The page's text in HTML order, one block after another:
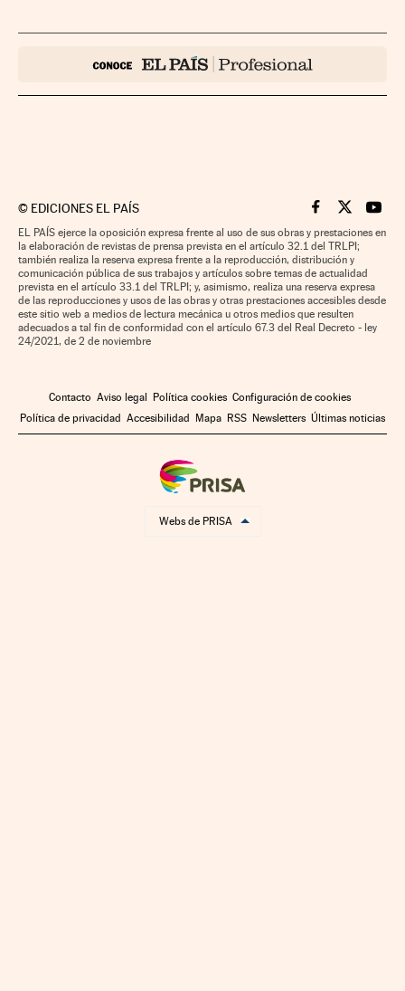
© EDICIONES EL PAÍS Cinco Días en
Cinco Días
Cinco
EL PAÍS ejerce la oposición expresa frente al uso de sus obras y prestaciones en
la elaboración de revistas de prensa prevista en el artículo 32.1 del TRLPI;
también realiza la reserva expresa frente a la reproducción, distribución y
comunicación pública de sus trabajos y artículos sobre temas de actualidad
prevista en el artículo 33.1 del TRLPI; y, asimismo, realiza una reserva expresa
de las reproducciones y usos de las obras y otras prestaciones accesibles desde
este sitio web a medios de lectura mecánica u otros medios que resulten
adecuados a tal fin de conformidad con el artículo 67.3 del Real Decreto - ley
24/2021, de 2 de noviembre
Contacto Aviso legal Política cookies Configuración de cookies
Política de privacidad Accesibilidad Mapa RSS Newsletters Últimas noticias
Webs de PRISA